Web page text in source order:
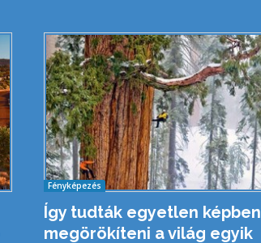
Fényképezés
Így tudták egyetlen képben
megörökíteni a világ egyik